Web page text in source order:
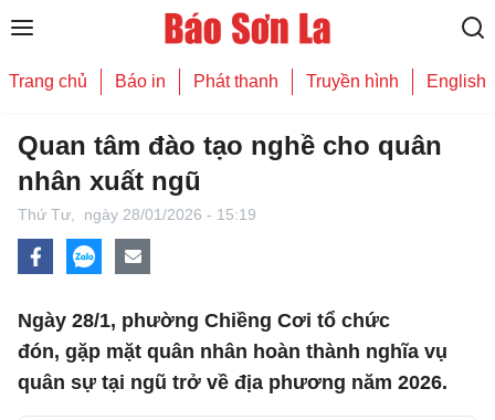
Trang chủ Báo in Phát thanh Truyền hình English
Quan tâm đào tạo nghề cho quân
nhân xuất ngũ
Thứ Tư, ngày 28/01/2026 - 15:19
Ngày 28/1, phường Chiềng Cơi tổ chức
đón, gặp mặt quân nhân hoàn thành nghĩa vụ
quân sự tại ngũ trở về địa phương năm 2026.